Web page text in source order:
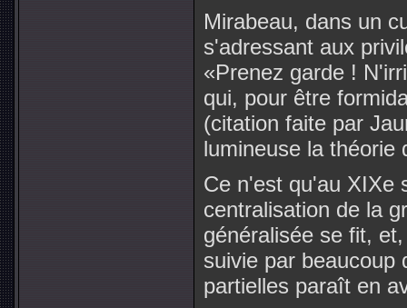
Mirabeau, dans un
s'adressant aux
«Prenez garde !
qui, pour être
(citation faite par
lumineuse la théorie
Ce n'est qu'au XIXe
centralisation de la
généralisée se fit,
suivie par beaucoup
partielles paraît en